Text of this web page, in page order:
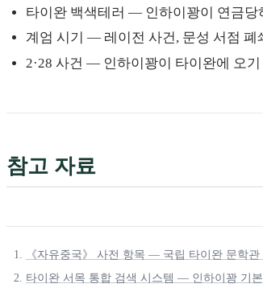
타이완 백색테러 — 인하이꽝이 연금당
계엄 시기 — 레이전 사건, 문성 서점 폐
2·28 사건 — 인하이꽝이 타이완에 오
참고 자료
《자유중국》 사전 항목 — 국립 타이완 문학
타이완 서목 통합 검색 시스템 — 인하이꽝 기